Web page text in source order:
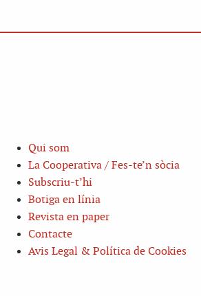
Qui som
La Cooperativa / Fes-te’n sòcia
Subscriu-t’hi
Botiga en línia
Revista en paper
Contacte
Avis Legal & Política de Cookies